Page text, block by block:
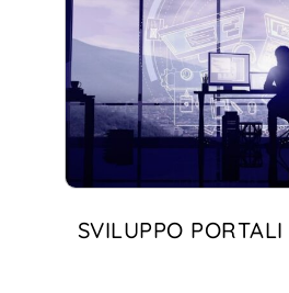
SVILUPPO PORTALI